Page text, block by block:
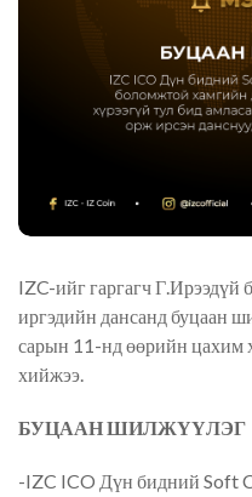
IZC-ийг гаргагч Г.Ирээдүй
иргэдийн дансанд буцаан
сарын 11-нд өөрийн цахим
хийжээ.
БУЦААН ШИЛЖҮҮЛЭГ
-IZC ICO Дүн бидний Soft